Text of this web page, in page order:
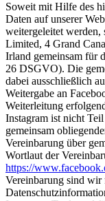
Soweit mit Hilfe des
Daten auf unserer
weitergeleitet
Limited, 4 Grand
Irland gemeinsam für
26 DSGVO). Die
dabei ausschließlich
Weitergabe an
Weiterleitung
Instagram ist nicht
gemeinsam
Vereinbarung über
Wortlaut der
https://
Vereinbarung sind